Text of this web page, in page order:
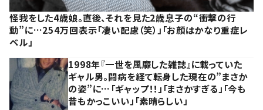
怪我をした4歳娘。直後、それを見た2歳息子の“衝撃の行
動”に…254万回表示「凄い配慮（笑）」「お顔はかなり重症レ
ベル」
1998年『一世を風靡した雑誌』に載っていた
ギャル男。闘病を経て転身した現在の”まさか
の姿”に…「ギャップ！！」「まさかすぎる」「今も
昔もかっこいい」「素晴らしい」